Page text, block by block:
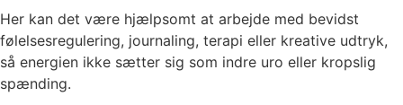
Her kan det være hjælpsomt at arbejde med bevidst
følelsesregulering, journaling, terapi eller kreative udtryk,
så energien ikke sætter sig som indre uro eller kropslig
spænding.